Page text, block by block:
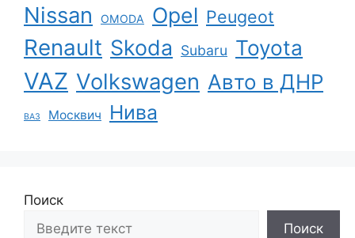
Nissan OMODA Opel Peugeot
Renault Skoda Subaru Toyota
VAZ Volkswagen Авто в ДНР
ВАЗ Москвич Нива
Поиск
Поиск